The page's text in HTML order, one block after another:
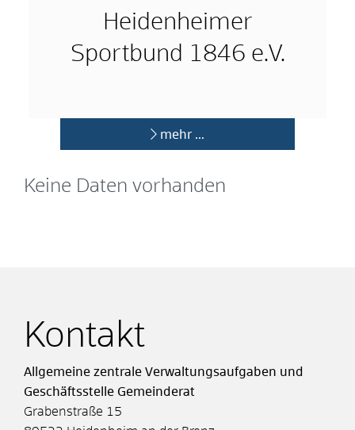
Heidenheimer
Sportbund 1846 e.V.
mehr …
Keine Daten vorhanden
Kontakt
Allgemeine zentrale Verwaltungsaufgaben und
Geschäftsstelle Gemeinderat
Grabenstraße 15